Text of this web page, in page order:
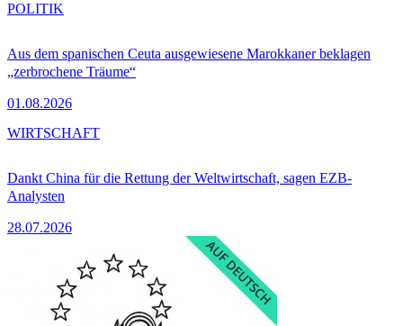
Aus dem spanischen Ceuta ausgewiesene Marokkaner beklagen
„zerbrochene Träume“
01.08.2026
POLITIK
Dankt China für die Rettung der Weltwirtschaft, sagen EZB-
Analysten
28.07.2026
WIRTSCHAFT